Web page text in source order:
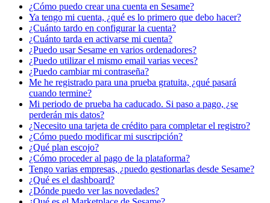
¿Cómo puedo crear una cuenta en Sesame?
Ya tengo mi cuenta, ¿qué es lo primero que debo hacer?
¿Cuánto tardo en configurar la cuenta?
¿Cuánto tarda en activarse mi cuenta?
¿Puedo usar Sesame en varios ordenadores?
¿Puedo utilizar el mismo email varias veces?
¿Puedo cambiar mi contraseña?
Me he registrado para una prueba gratuita, ¿qué pasará
cuando termine?
Mi periodo de prueba ha caducado. Si paso a pago, ¿se
perderán mis datos?
¿Necesito una tarjeta de crédito para completar el registro?
¿Cómo puedo modificar mi suscripción?
¿Qué plan escojo?
¿Cómo proceder al pago de la plataforma?
Tengo varias empresas, ¿puedo gestionarlas desde Sesame?
¿Qué es el dashboard?
¿Dónde puedo ver las novedades?